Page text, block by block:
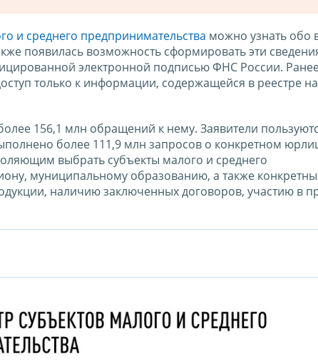
и среднего предпринимательства можно узнать обо
появилась возможность сформировать эти
электронной подписью ФНС России.
только к информации, содержащейся в реестре на
156,1 млн обращений к нему. Заявители
более 111,9 млн запросов о конкретном
выбрать субъекты малого и среднего
муниципальному образованию, а также
наличию заключенных договоров, участию в